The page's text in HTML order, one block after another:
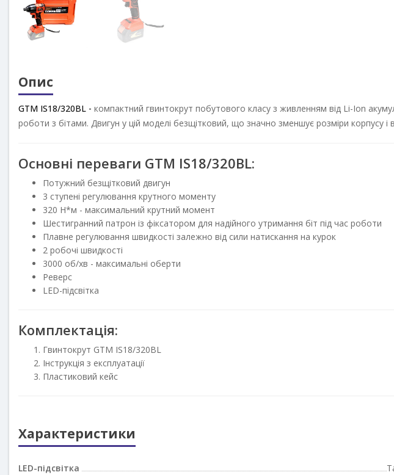
Опис
GTM IS18/320BL - компактний гвинтокрут побутового класу з живленням від Li-Ion
роботи з бітами. Двигун у цій моделі безщітковий, що значно зменшує розміри корпусу і
Основні переваги GTM IS18/320BL:
Потужний безщітковий двигун
3 ступені регулювання крутного моменту
320 Н*м - максимальний крутний момент
Шестигранний патрон із фіксатором для надійного утримання біт під час роботи
Плавне регулювання швидкості залежно від сили натискання на курок
2 робочі швидкості
3000 об/хв - максимальні оберти
Реверс
LED-підсвітка
Комплектація:
Гвинтокрут GTM IS18/320BL
Інструкція з експлуатації
Пластиковий кейс
Характеристики
LED-підсвітка